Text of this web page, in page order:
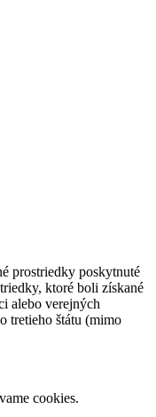
prostriedky poskytnuté
ktoré boli získané
alebo verejných
tretieho štátu (mimo
cookies.